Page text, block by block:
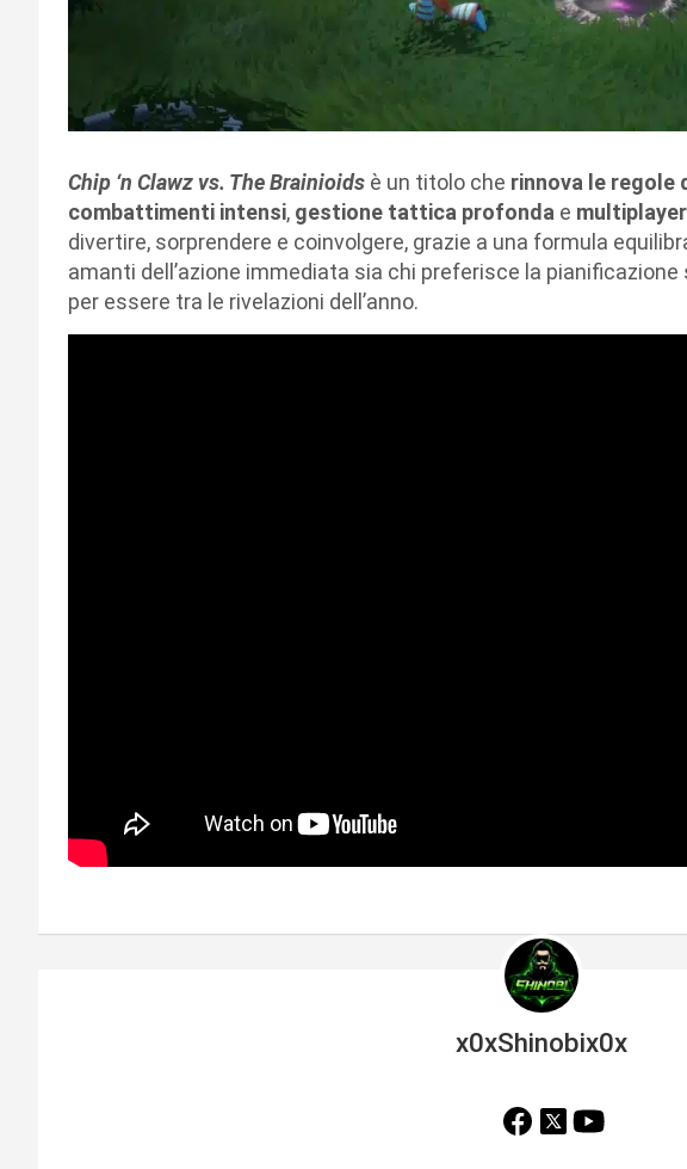
Chip ‘n Clawz vs. The Brainioids è un titolo che rinnova le regole
combattimenti intensi, gestione tattica profonda e
divertire, sorprendere e coinvolgere, grazie a una formula
amanti dell’azione immediata sia chi preferisce la
per essere tra le rivelazioni dell’anno.
x0xShinobix0x